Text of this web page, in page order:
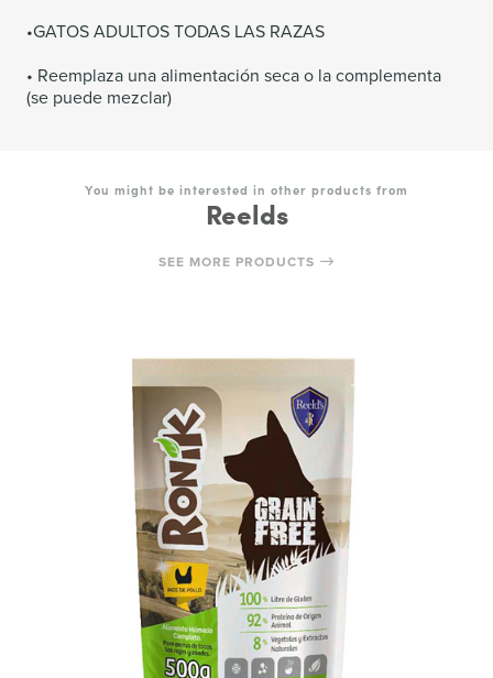
•GATOS ADULTOS TODAS LAS RAZAS
• Reemplaza una alimentación seca o la complementa
(se puede mezclar)
You might be interested in other products from
Reelds
SEE MORE PRODUCTS